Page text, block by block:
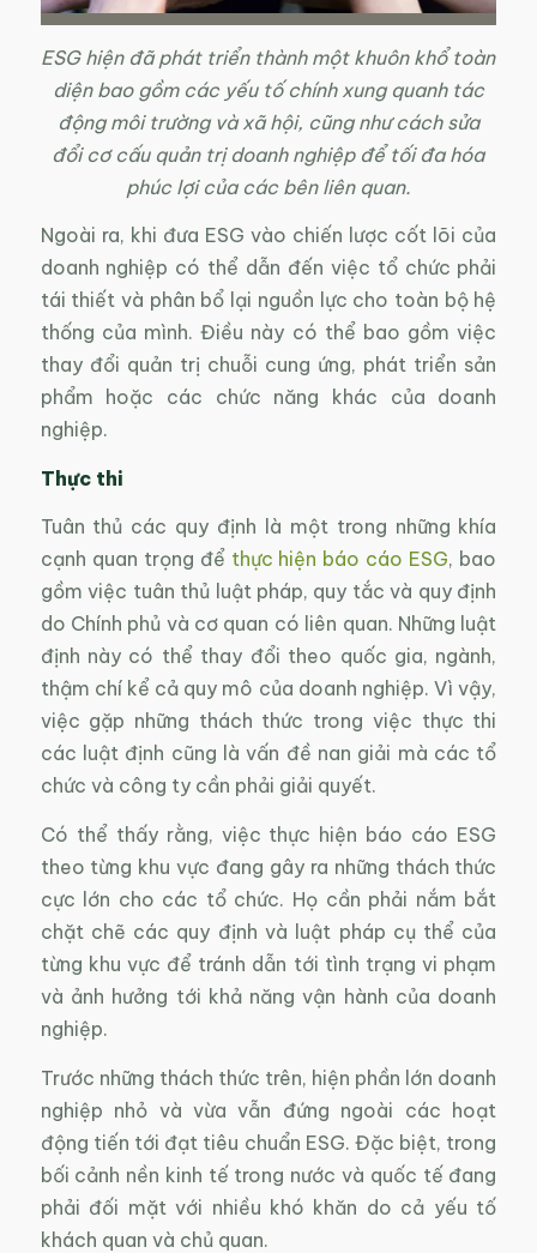
ESG hiện đã phát triển thành một khuôn khổ toàn
diện bao gồm các yếu tố chính xung quanh tác
động môi trường và xã hội, cũng như cách sửa
đổi cơ cấu quản trị doanh nghiệp để tối đa hóa
phúc lợi của các bên liên quan.
Ngoài ra, khi đưa ESG vào chiến lược cốt lõi của
doanh nghiệp có thể dẫn đến việc tổ chức phải
tái thiết và phân bổ lại nguồn lực cho toàn bộ hệ
thống của mình. Điều này có thể bao gồm việc
thay đổi quản trị chuỗi cung ứng, phát triển sản
phẩm hoặc các chức năng khác của doanh
nghiệp.
Thực thi
Tuân thủ các quy định là một trong những khía
cạnh quan trọng để thực hiện báo cáo ESG, bao
gồm việc tuân thủ luật pháp, quy tắc và quy định
do Chính phủ và cơ quan có liên quan. Những luật
định này có thể thay đổi theo quốc gia, ngành,
thậm chí kể cả quy mô của doanh nghiệp. Vì vậy,
việc gặp những thách thức trong việc thực thi
các luật định cũng là vấn đề nan giải mà các tổ
chức và công ty cần phải giải quyết.
Có thể thấy rằng, việc thực hiện báo cáo ESG
theo từng khu vực đang gây ra những thách thức
cực lớn cho các tổ chức. Họ cần phải nắm bắt
chặt chẽ các quy định và luật pháp cụ thể của
từng khu vực để tránh dẫn tới tình trạng vi phạm
và ảnh hưởng tới khả năng vận hành của doanh
nghiệp.
Trước những thách thức trên, hiện phần lớn doanh
nghiệp nhỏ và vừa vẫn đứng ngoài các hoạt
động tiến tới đạt tiêu chuẩn ESG. Đặc biệt, trong
bối cảnh nền kinh tế trong nước và quốc tế đang
phải đối mặt với nhiều khó khăn do cả yếu tố
khách quan và chủ quan.